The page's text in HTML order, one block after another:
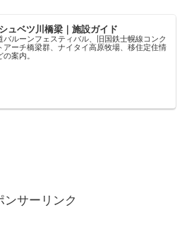
ュベツ川橋梁｜施設ガイド
バルーンフェスティバル、旧国鉄士幌線コンク
アーチ橋梁群、ナイタイ高原牧場、移住定住情
の案内。
ンサーリンク